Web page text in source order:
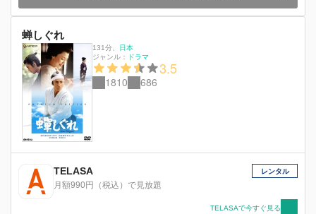
蝉しぐれ
131分
日本
ジャンル：
ドラマ
3.5
1810 686
TELASA
月額990円（税込）で見放題
レンタル
TELASAで今すぐ見る